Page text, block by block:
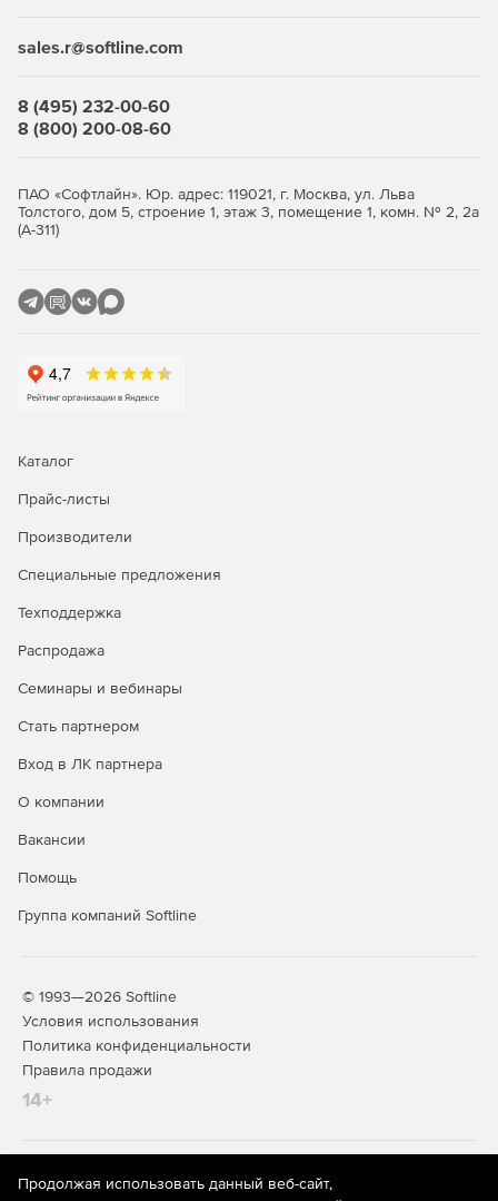
sales.r@softline.com
8 (495) 232-00-60
8 (800) 200-08-60
ПАО «Софтлайн». Юр. адрес: 119021, г. Москва, ул. Льва
Толстого, дом 5, строение 1, этаж 3, помещение 1, комн. № 2, 2а
(А-311)
Каталог
Прайс-листы
Производители
Специальные предложения
Техподдержка
Распродажа
Семинары и вебинары
Стать партнером
Вход в ЛК партнера
О компании
Вакансии
Помощь
Группа компаний Softline
© 1993—2026 Softline
Условия использования
Политика конфиденциальности
Правила продажи
14+
На информационном ресурсе store.softline.ru применяются
рекомендательные технологии
(информационные технологии
Продолжая использовать данный веб-сайт,